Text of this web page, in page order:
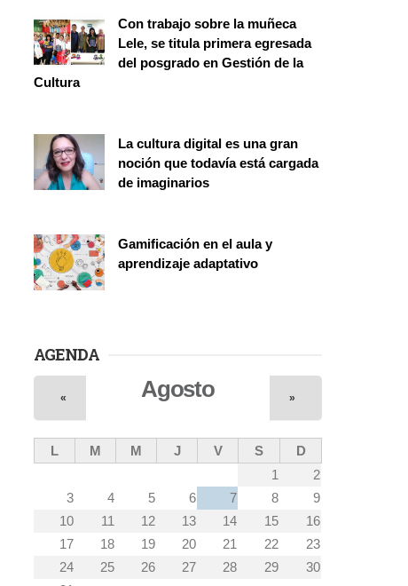
Con trabajo sobre la muñeca
Lele, se titula primera egresada
del posgrado en Gestión de la
Cultura
La cultura digital es una gran
noción que todavía está cargada
de imaginarios
Gamificación en el aula y
aprendizaje adaptativo
AGENDA
Agosto
« »
L M M J V S
D
1
2
3
4 5 6 7 8
9
10
11 12 13 14 15
16
17
18 19 20 21 22
23
24
25 26 27 28 29
30